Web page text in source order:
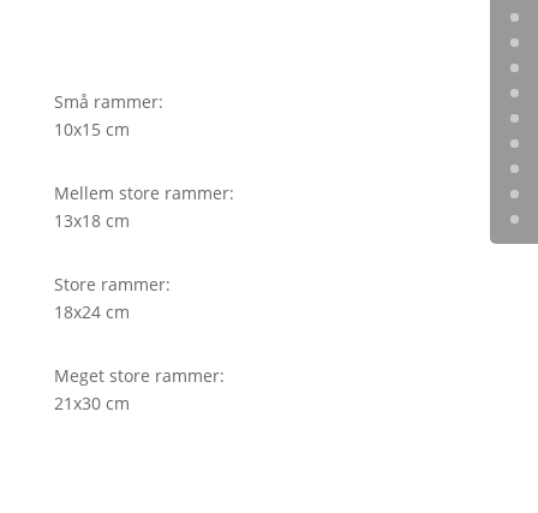
Små rammer:
10x15 cm
Mellem store rammer:
13x18 cm
Store rammer:
18x24 cm
Meget store rammer:
21x30 cm